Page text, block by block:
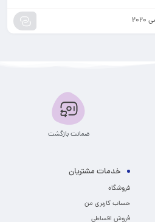
ضمانت بازگشت
خدمات مشتریان
فروشگاه
حساب کاربری من
فروش اقساطی